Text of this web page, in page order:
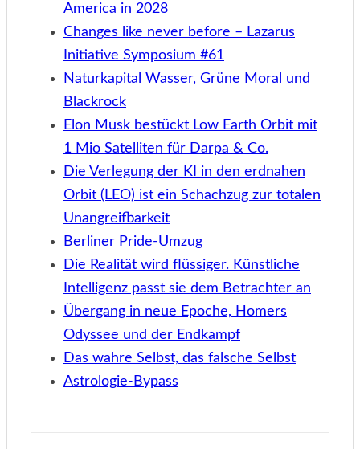
America in 2028
Changes like never before – Lazarus
Initiative Symposium #61
Naturkapital Wasser, Grüne Moral und
Blackrock
Elon Musk bestückt Low Earth Orbit mit
1 Mio Satelliten für Darpa & Co.
Die Verlegung der KI in den erdnahen
Orbit (LEO) ist ein Schachzug zur totalen
Unangreifbarkeit
Berliner Pride-Umzug
Die Realität wird flüssiger. Künstliche
Intelligenz passt sie dem Betrachter an
Übergang in neue Epoche, Homers
Odyssee und der Endkampf
Das wahre Selbst, das falsche Selbst
Astrologie-Bypass